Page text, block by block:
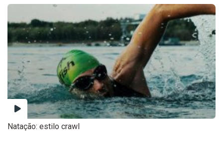
Natação: estilo crawl